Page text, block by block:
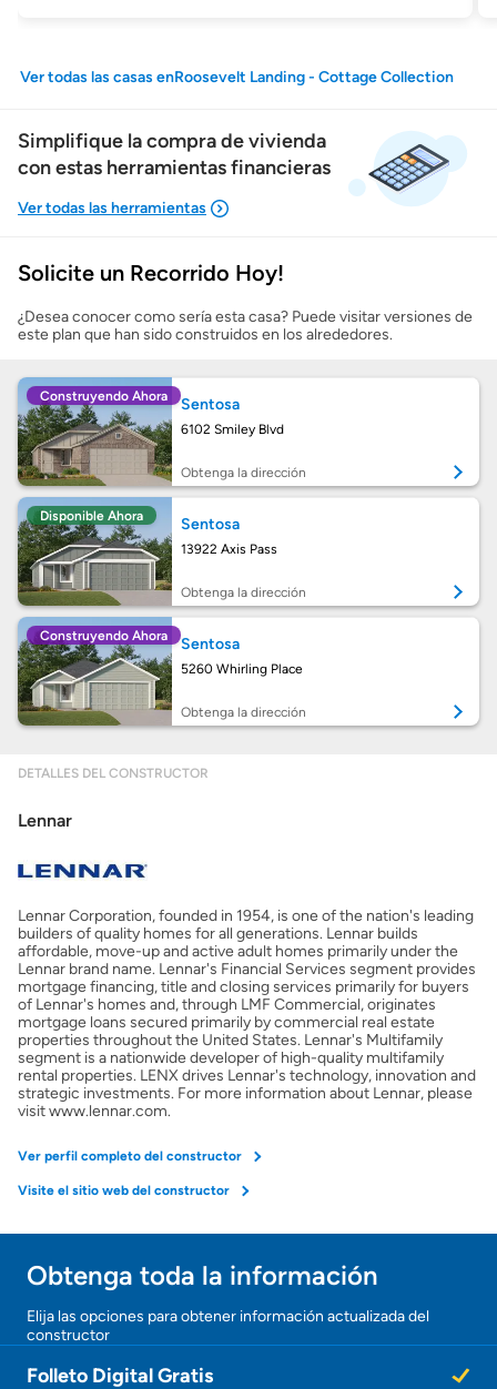
Ver todas las casas enRoosevelt Landing - Cottage Collection
Simplifique la compra de vivienda
con estas herramientas financieras
Mostrarme lo que puedo pagar
Costos casa nueva vs. usada
Obtener mi puntaje de crédito
Calcular mi hipoteca
Obtener Aprobación Previa
Preparar mi casa para la venta
Seguro de propietarios
Obtener ofertas por mi casa
Solicite un Recorrido Hoy!
¿Desea conocer como sería esta casa? Puede visitar versiones de
este plan que han sido construidos en los alrededores.
Construyendo Ahora Sentosa
6102 Smiley Blvd
Obtenga la dirección
Disponible Ahora Sentosa
13922 Axis Pass
Obtenga la dirección
Construyendo Ahora Sentosa
5260 Whirling Place
Obtenga la dirección
DETALLES DEL CONSTRUCTOR
Lennar
Lennar Corporation, founded in 1954, is one of the nation's leading
builders of quality homes for all generations. Lennar builds
affordable, move-up and active adult homes primarily under the
Lennar brand name. Lennar's Financial Services segment provides
mortgage financing, title and closing services primarily for buyers
of Lennar's homes and, through LMF Commercial, originates
mortgage loans secured primarily by commercial real estate
properties throughout the United States. Lennar's Multifamily
segment is a nationwide developer of high-quality multifamily
rental properties. LENX drives Lennar's technology, innovation and
strategic investments. For more information about Lennar, please
visit www.lennar.com.
Ver perfil completo del constructor
Visite el sitio web del constructor
Obtenga toda la información
Elija las opciones para obtener información actualizada del
constructor
Folleto Digital Gratis